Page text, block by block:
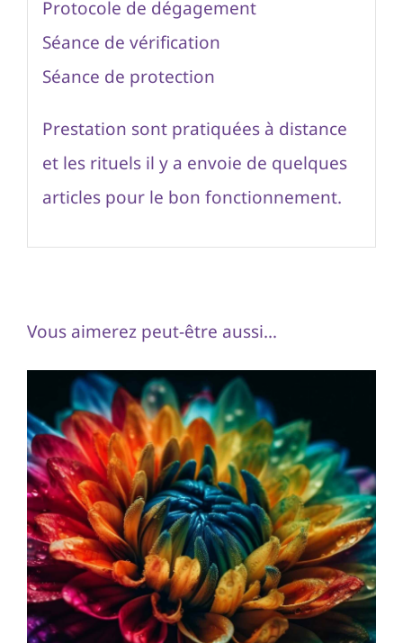
Protocole de dégagement
Séance de vérification
Séance de protection
Prestation sont pratiquées à distance
et les rituels il y a envoie de quelques
articles pour le bon fonctionnement.
Vous aimerez peut-être aussi…